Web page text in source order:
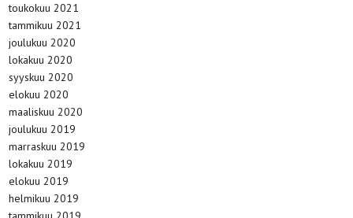
toukokuu 2021
tammikuu 2021
joulukuu 2020
lokakuu 2020
syyskuu 2020
elokuu 2020
maaliskuu 2020
joulukuu 2019
marraskuu 2019
lokakuu 2019
elokuu 2019
helmikuu 2019